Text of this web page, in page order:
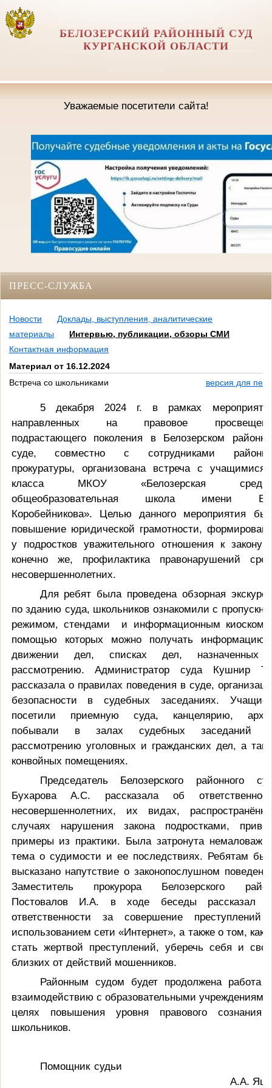
БЕЛОЗЕРСКИЙ РАЙОННЫЙ СУД
КУРГАНСКОЙ ОБЛАСТИ
Уважаемые посетители сайта!
ПРЕСС-СЛУЖБА
Новости
Доклады, выступления, аналитические
материалы
Интервью, публикации, обзоры СМИ
Контактная информация
Материал от 16.12.2024
Встреча со школьниками
версия для
5 декабря 2024 г. в рамках
направленных на правовое
подрастающего поколения в Белозерском
суде, совместно с сотрудниками
прокуратуры, организована встреча с учащимися
класса МКОУ «Белозерская
общеобразовательная школа имени
Коробейникова». Целью данного мероприятия
повышение юридической грамотности,
у подростков уважительного отношения к закону
конечно же, профилактика правонарушений
несовершеннолетних.
Для ребят была проведена обзорная
по зданию суда, школьников ознакомили с
режимом, стендами и информационным киоском,
помощью которых можно получать информацию
движении дел, списках дел, назначенных
рассмотрению. Администратор суда Кушнир
рассказала о правилах поведения в суде,
безопасности в судебных заседаниях.
посетили приемную суда, канцелярию,
побывали в залах судебных заседаний
рассмотрению уголовных и гражданских дел, а
конвойных помещениях.
Председатель Белозерского районного
Бухарова А.С. рассказала об
несовершеннолетних, их видах,
случаях нарушения закона подростками,
примеры из практики. Была затронута
тема о судимости и ее последствиях. Ребятам
высказано напутствие о законопослушном
Заместитель прокурора Белозерского
Постовалов И.А. в ходе беседы рассказал
ответственности за совершение преступлений
использованием сети «Интернет», а также о том, как
стать жертвой преступлений, уберечь себя и
близких от действий мошенников.
Районным судом будет продолжена работа
взаимодействию с образовательными учреждениями
целях повышения уровня правового сознания
школьников.
Помощник
А.А.